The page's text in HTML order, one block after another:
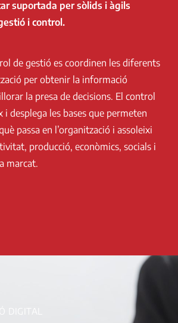
suportada per sòlids i àgils
i control.
de gestió es coordinen les diferents
per obtenir la informació
la presa de decisions. El control
desplega les bases que permeten
passa en l’organització i assoleixi
producció, econòmics, socials i
marcat.
DIGITAL